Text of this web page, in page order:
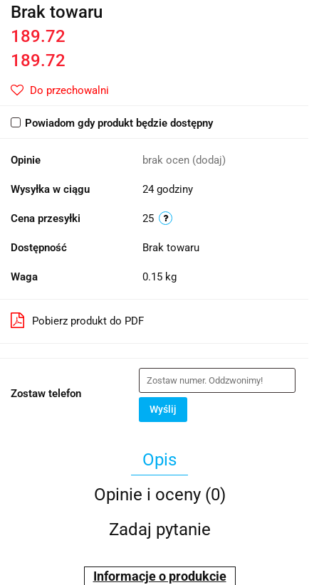
Brak towaru
189.72
189.72
Do przechowalni
Powiadom gdy produkt będzie dostępny
Opinie brak ocen (dodaj)
Wysyłka w ciągu 24 godziny
Cena przesyłki 25
Dostępność Brak towaru
Waga 0.15 kg
Pobierz produkt do PDF
Zostaw telefon
Wyślij
Opis
Opinie i oceny (0)
Zadaj pytanie
Informacje o produkcie